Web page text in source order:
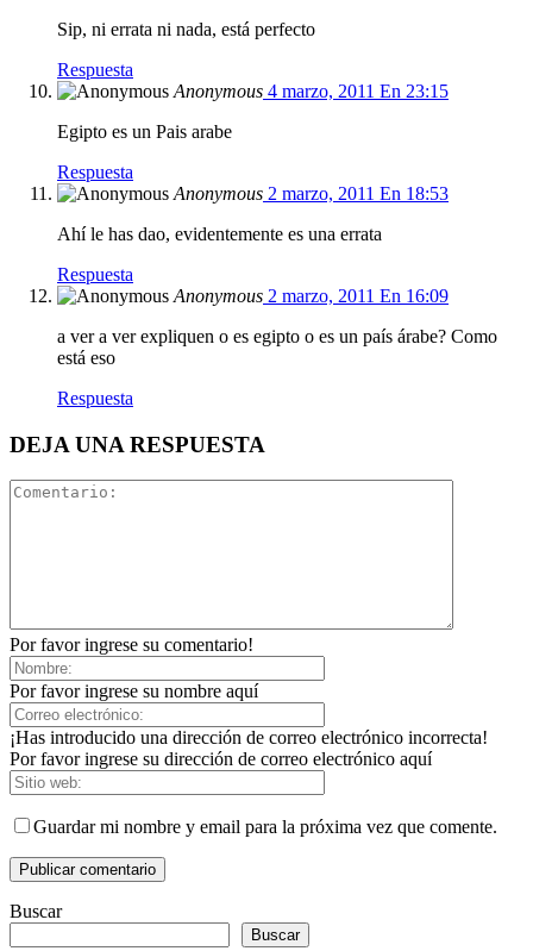
Sip, ni errata ni nada, está perfecto
Respuesta
Anonymous 4 marzo, 2011 En 23:15
Egipto es un Pais arabe
Respuesta
Anonymous 2 marzo, 2011 En 18:53
Ahí le has dao, evidentemente es una errata
Respuesta
Anonymous 2 marzo, 2011 En 16:09
a ver a ver expliquen o es egipto o es un país árabe? Como
está eso
Respuesta
DEJA UNA RESPUESTA
Por favor ingrese su comentario!
Por favor ingrese su nombre aquí
¡Has introducido una dirección de correo electrónico incorrecta!
Por favor ingrese su dirección de correo electrónico aquí
Guardar mi nombre y email para la próxima vez que comente.
Buscar
Buscar